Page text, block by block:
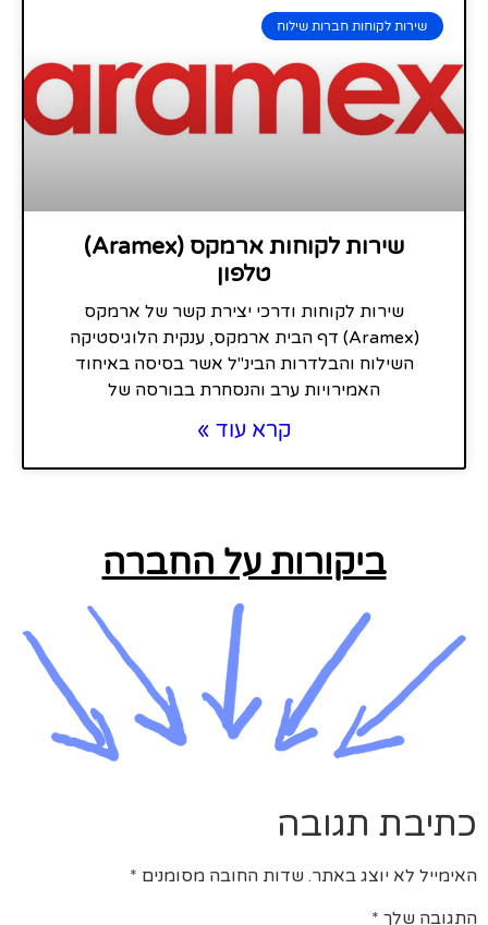
שירות לקוחות חברות שילוח
שירות לקוחות ארמקס (Aramex)
טלפון
שירות לקוחות ודרכי יצירת קשר של ארמקס
(Aramex) דף הבית ארמקס, ענקית הלוגיסטיקה
השילוח והבלדרות הבינ"ל אשר בסיסה באיחוד
האמירויות ערב והנסחרת בבורסה של
קרא עוד »
ביקורות על החברה
כתיבת תגובה
האימייל לא יוצג באתר. שדות החובה מסומנים *
התגובה שלך *